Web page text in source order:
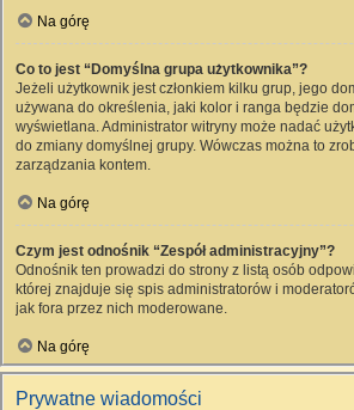
Na górę
Co to jest “Domyślna grupa użytkownika”?
Jeżeli użytkownik jest członkiem kilku grup, jego
używana do określenia, jaki kolor i ranga będzie
wyświetlana. Administrator witryny może nadać
do zmiany domyślnej grupy. Wówczas można to
zarządzania kontem.
Na górę
Czym jest odnośnik “Zespół administracyjny”?
Odnośnik ten prowadzi do strony z listą osób
której znajduje się spis administratorów i
jak fora przez nich moderowane.
Na górę
Prywatne wiadomości